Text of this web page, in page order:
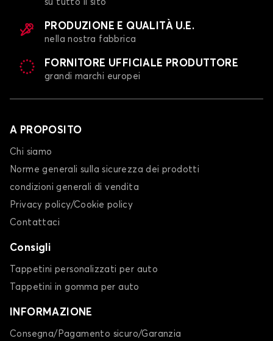
su tutto il sito
PRODUZIONE E QUALITÀ U.E.
nella nostra fabbrica
FORNITORE UFFICIALE PRODUTTORE
grandi marchi europei
A PROPOSITO
Chi siamo
Norme generali sulla sicurezza dei prodotti
condizioni generali di vendita
Privacy policy/Cookie policy
Contattaci
Consigli
Tappetini personalizzati per auto
Tappetini in gomma per auto
INFORMAZIONE
Consegna/Pagamento sicuro/Garanzia